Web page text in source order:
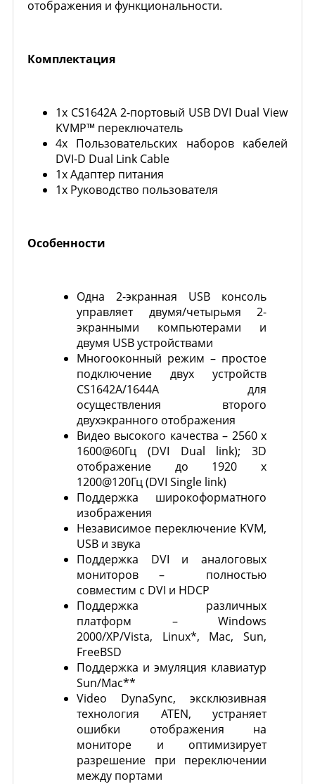
отображения и функциональности.
Комплектация
1x CS1642A 2-портовый USB DVI Dual View
KVMP™ переключатель
4x Пользовательских наборов кабелей
DVI-D Dual Link Cable
1x Адаптер питания
1x Руководство пользователя
Особенности
Одна 2-экранная USB консоль
управляет двумя/четырьмя 2-
экранными компьютерами и
двумя USB устройствами
Многооконный режим – простое
подключение двух устройств
CS1642A/1644A для
осуществления второго
двухэкранного отображения
Видео высокого качества – 2560 x
1600@60Гц (DVI Dual link); 3D
отображение до 1920 x
1200@120Гц (DVI Single link)
Поддержка широкоформатного
изображения
Независимое переключение KVM,
USB и звука
Поддержка DVI и аналоговых
мониторов – полностью
совместим с DVI и HDCP
Поддержка различных
платформ – Windows
2000/XP/Vista, Linux*, Mac, Sun,
FreeBSD
Поддержка и эмуляция клавиатур
Sun/Mac**
Video DynaSync, эксклюзивная
технология ATEN, устраняет
ошибки отображения на
мониторе и оптимизирует
разрешение при переключении
между портами